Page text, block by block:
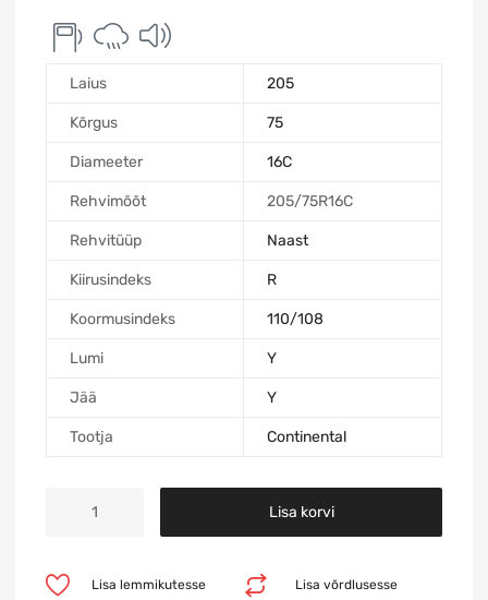
Laius 205
Kõrgus 75
Diameeter 16C
Rehvimõõt 205/75R16C
Rehvitüüp Naast
Kiirusindeks R
Koormusindeks 110/108
Lumi Y
Jää Y
Tootja Continental
Lisa korvi
Lisa võrdlusesse
Lisa lemmikutesse